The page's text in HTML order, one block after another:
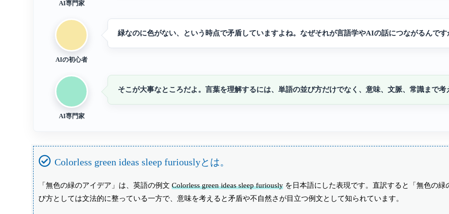
AI専門家
AIの初心者
緑なのに色がない、という時点で矛盾していますよね。なぜそれが言語学やAIの話につながるんです
AI専門家
そこが大事なところだよ。言葉を理解するには、単語の並び方だけでなく、意味、文脈、常識まで考
Colorless green ideas sleep furiouslyとは。
「無色の緑のアイデア」は、英語の例文 Colorless green ideas sleep furiously を日本語にした表現です。直訳すると「無色の
び方としては文法的に整っている一方で、意味を考えると矛盾や不自然さが目立つ例文として知られています。